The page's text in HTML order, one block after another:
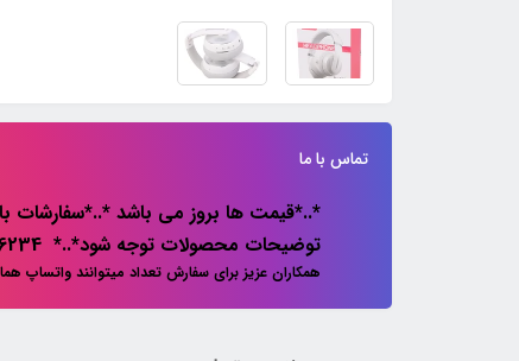
تماس با ما
*..*قیمت ها بروز می باشد *..*سفارشات
توضیحات محصولات توجه شود*..* 02133856234
همکاران عزیز برای سفارش تعداد میتوانند واتساپ